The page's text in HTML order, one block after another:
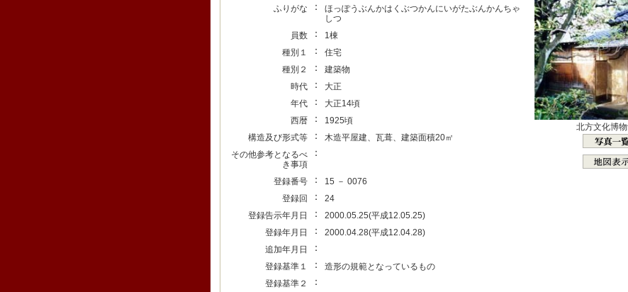
ふりがな ：
ほっぽうぶんかはくぶつかんにいがたぶんかんちゃ
しつ
員数
：
1棟
種別１
：
住宅
種別２
：
建築物
時代
：
大正
年代
：
大正14頃
西暦
：
1925頃
構造及び形式等
：
木造平屋建、瓦葺、建築面積20㎡
その他参考となるべ
き事項
：
登録番号 ：
15 － 0076
登録回
：
24
登録告示年月日
：
2000.05.25(平成12.05.25)
登録年月日
：
2000.04.28(平成12.04.28)
追加年月日
：
登録基準１ ：
造形の規範となっているもの
登録基準２
：
北方文化博